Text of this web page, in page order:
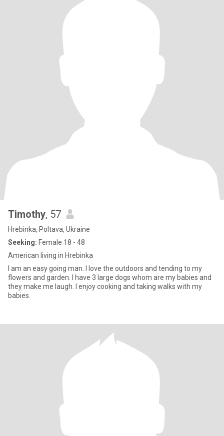
Timothy, 57
Hrebinka, Poltava, Ukraine
Seeking: Female 18 - 48
American living in Hrebinka
I am an easy going man. I love the outdoors and tending to my
flowers and garden. I have 3 large dogs whom are my babies and
they make me laugh. I enjoy cooking and taking walks with my
babies.